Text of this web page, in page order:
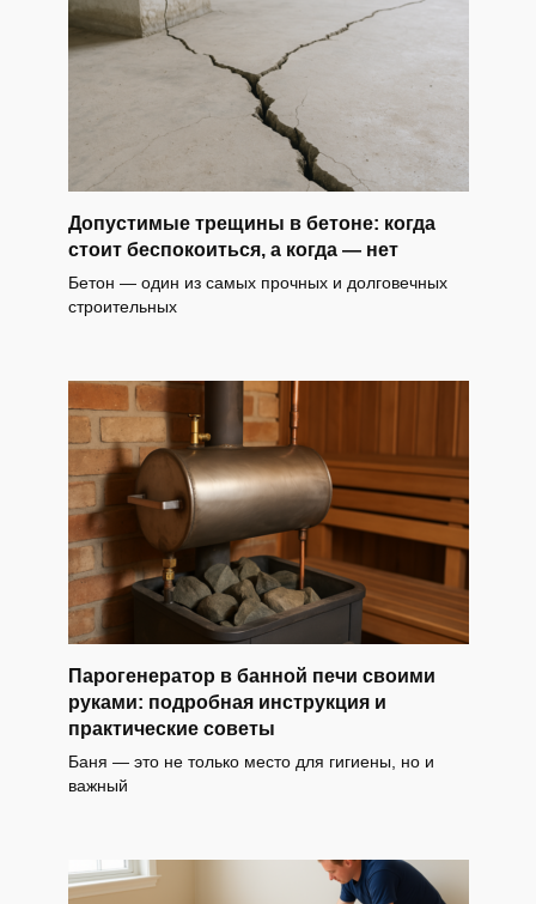
Допустимые трещины в бетоне: когда
стоит беспокоиться, а когда — нет
Бетон — один из самых прочных и долговечных
строительных
Парогенератор в банной печи своими
руками: подробная инструкция и
практические советы
Баня — это не только место для гигиены, но и
важный